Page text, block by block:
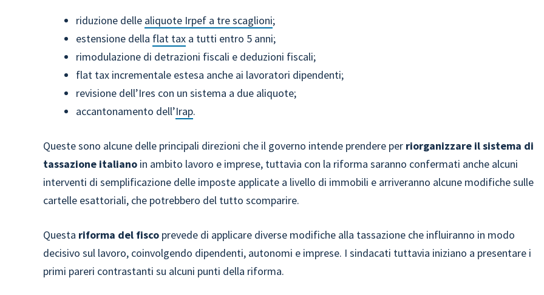
riduzione delle aliquote Irpef a tre scaglioni;
estensione della flat tax a tutti entro 5 anni;
rimodulazione di detrazioni fiscali e deduzioni fiscali;
flat tax incrementale estesa anche ai lavoratori dipendenti;
revisione dell’Ires con un sistema a due aliquote;
accantonamento dell’Irap.
Queste sono alcune delle principali direzioni che il governo intende prendere per riorganizzare il sistema di
tassazione italiano in ambito lavoro e imprese, tuttavia con la riforma saranno confermati anche alcuni
interventi di semplificazione delle imposte applicate a livello di immobili e arriveranno alcune modifiche sulle
cartelle esattoriali, che potrebbero del tutto scomparire.
Questa riforma del fisco prevede di applicare diverse modifiche alla tassazione che influiranno in modo
decisivo sul lavoro, coinvolgendo dipendenti, autonomi e imprese. I sindacati tuttavia iniziano a presentare i
primi pareri contrastanti su alcuni punti della riforma.